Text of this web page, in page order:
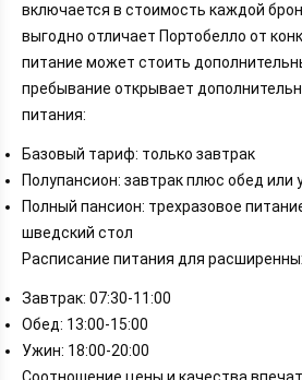
включается в стоимость каждой
выгодно отличает Портобелло от
питание может стоить
пребывание открывает
питания:
Базовый тариф: только завтрак
Полупансион: завтрак плюс обед или
Полный пансион: трехразовое
шведский стол
Расписание питания для
Завтрак: 07:30-11:00
Обед: 13:00-15:00
Ужин: 18:00-20:00